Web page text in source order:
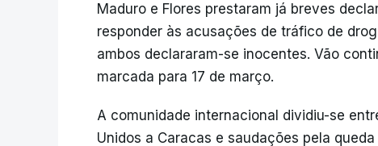
Maduro e Flores prestaram já breves
responder às acusações de tráfico de
ambos declararam-se inocentes. Vão
marcada para 17 de março.
A comunidade internacional dividiu-se
Unidos a Caracas e saudações pela